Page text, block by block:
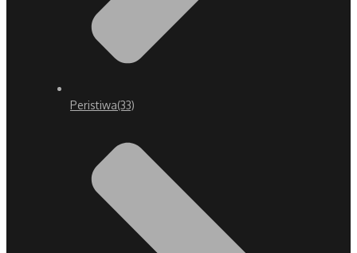
Peristiwa(33)